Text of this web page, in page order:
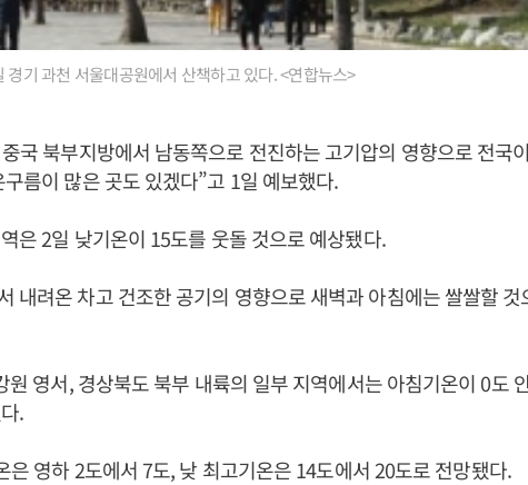
기 과천 서울대공원에서 산책하고 있다. <연합뉴스>
국 북부지방에서 남동쪽으로 전진하는 고기압의 영향으로 전국
름이 많은 곳도 있겠다”고 1일 예보했다.
은 2일 낮기온이 15도를 웃돌 것으로 예상됐다.
내려온 차고 건조한 공기의 영향으로 새벽과 아침에는 쌀쌀할 것
원 영서, 경상북도 북부 내륙의 일부 지역에서는 아침기온이 0도
.
은 영하 2도에서 7도, 낮 최고기온은 14도에서 20도로 전망됐다.